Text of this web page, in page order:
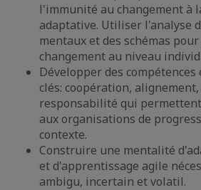
l'immunité au changement à
adaptative. Utiliser l'analyse
mentaux et des schémas
changement au niveau
Développer des
clés: coopération,
responsabilité qui
aux organisations de
contexte.
Construire une mentalité
et d'apprentissage agile
ambigu, incertain et volatil.